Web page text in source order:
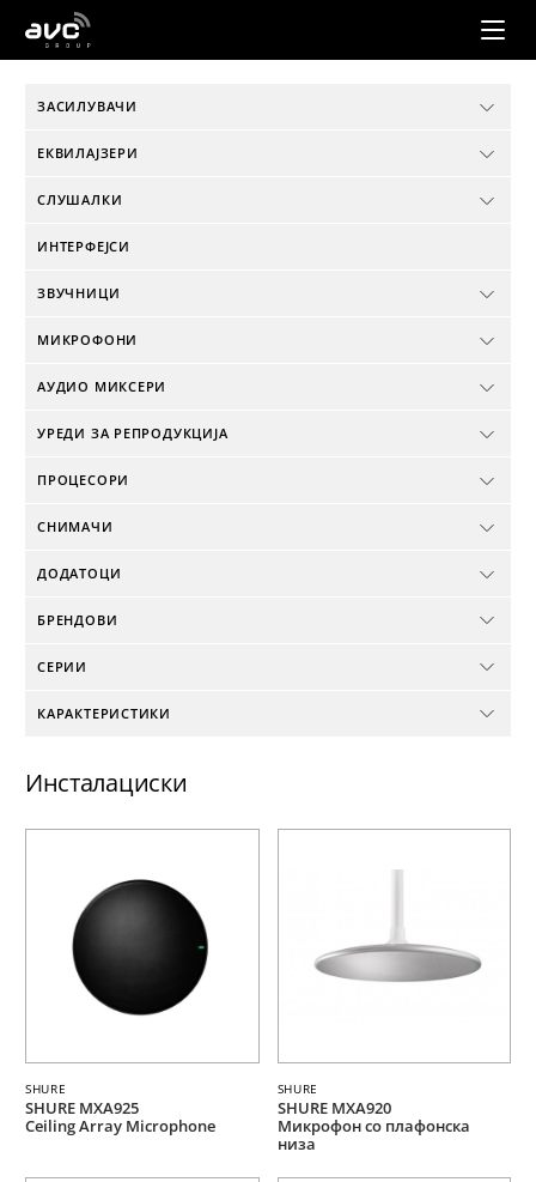
AVC
ЗАСИЛУВАЧИ
ЕКВИЛАЈЗЕРИ
СЛУШАЛКИ
ИНТЕРФЕЈСИ
ЗВУЧНИЦИ
МИКРОФОНИ
АУДИО МИКСЕРИ
УРЕДИ ЗА РЕПРОДУКЦИЈА
ПРОЦЕСОРИ
СНИМАЧИ
ДОДАТОЦИ
БРЕНДОВИ
СЕРИИ
КАРАКТЕРИСТИКИ
Инсталациски
SHURE
SHURE MXA925
Ceiling Array Microphone
SHURE
SHURE MXA920
Микрофон со плафонска
низа